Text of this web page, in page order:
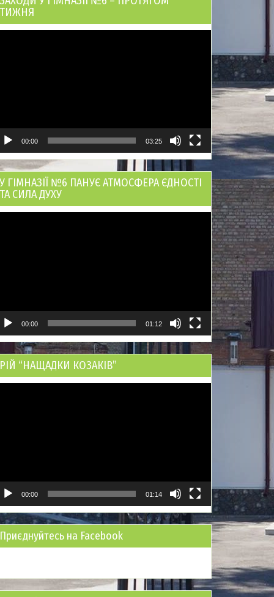
ТИЖНЯ
00:00 03:25
У ГІМНАЗІЇ №6 ПАНУЄ АТМОСФЕРА ЄДНОСТІ
ТА СИЛА ДУХУ
00:00 01:12
РІЙ “НАЩАДКИ КОЗАКІВ”
00:00 01:14
Приєднуйтесь на Facebook